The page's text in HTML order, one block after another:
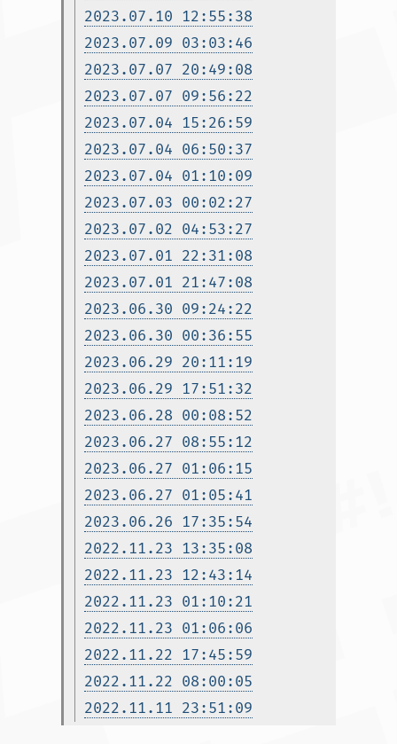
2023.07.10 12:55:38
2023.07.09 03:03:46
2023.07.07 20:49:08
2023.07.07 09:56:22
2023.07.04 15:26:59
2023.07.04 06:50:37
2023.07.04 01:10:09
2023.07.03 00:02:27
2023.07.02 04:53:27
2023.07.01 22:31:08
2023.07.01 21:47:08
2023.06.30 09:24:22
2023.06.30 00:36:55
2023.06.29 20:11:19
2023.06.29 17:51:32
2023.06.28 00:08:52
2023.06.27 08:55:12
2023.06.27 01:06:15
2023.06.27 01:05:41
2023.06.26 17:35:54
2022.11.23 13:35:08
2022.11.23 12:43:14
2022.11.23 01:10:21
2022.11.23 01:06:06
2022.11.22 17:45:59
2022.11.22 08:00:05
2022.11.11 23:51:09